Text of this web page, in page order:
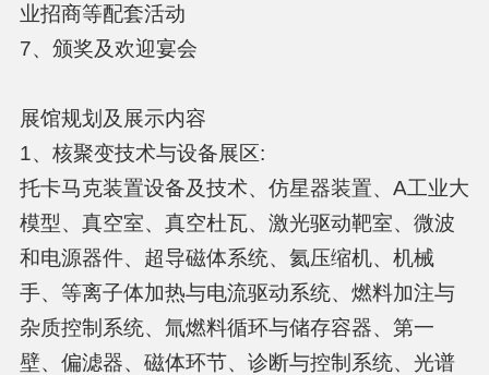
业招商等配套活动
7、颁奖及欢迎宴会
展馆规划及展示内容
1、核聚变技术与设备展区:
托卡马克装置设备及技术、仿星器装置、A工业大
模型、真空室、真空杜瓦、激光驱动靶室、微波
和电源器件、超导磁体系统、氦压缩机、机械
手、等离子体加热与电流驱动系统、燃料加注与
杂质控制系统、氚燃料循环与储存容器、第一
壁、偏滤器、磁体环节、诊断与控制系统、光谱